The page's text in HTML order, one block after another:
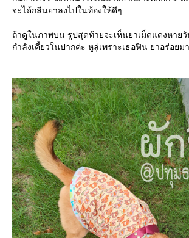
จะได้กลืนยาลงไปในท้องให้ดีๆ
ถ้าดูในภาพบน รูปสุดท้ายจะเห็นยาเม็ดแดงหายวั
กำลังเคี้ยวในปากค่ะ หูลู่เพราะเธอฟิน ยาอร่อยม